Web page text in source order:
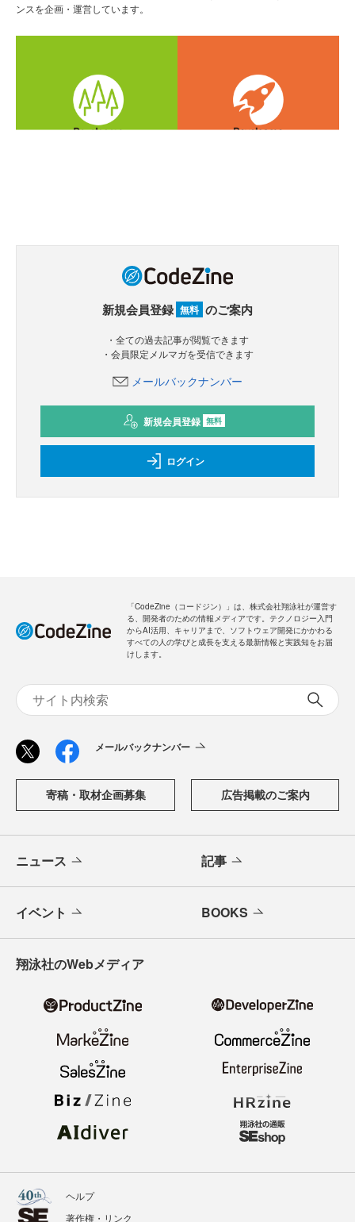
ンスを企画・運営しています。
新規会員登録 無料 のご案内
・全ての過去記事が閲覧できます
・会員限定メルマガを受信できます
メールバックナンバー
新規会員登録 無料
ログイン
「CodeZine（コードジン）」は、株式会社翔泳社が運営す
る、開発者のための情報メディアです。テクノロジー入門
からAI活用、キャリアまで、ソフトウェア開発にかかわる
すべての人の学びと成長を支える最新情報と実践知をお届
けします。
メールバックナンバー
寄稿・取材企画募集 広告掲載のご案内
ニュース 記事
イベント BOOKS
翔泳社のWebメディア
ヘルプ
著作権・リンク